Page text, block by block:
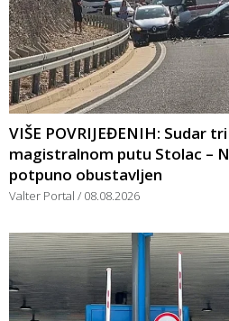
VIŠE POVRIJEĐENIH: Sudar
magistralnom putu Stolac –
potpuno obustavljen
Valter Portal 08.08.2026